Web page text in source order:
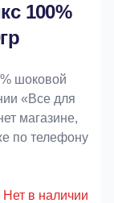
100%
шоковой
«Bce для
магазине,
по телефону
Нет в наличии